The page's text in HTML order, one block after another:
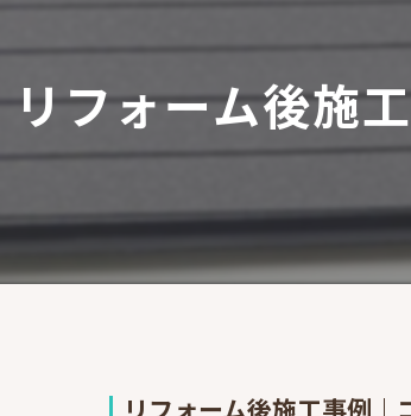
エアコン移設
中古販売
リフォーム後施
リフォーム後施工事例｜